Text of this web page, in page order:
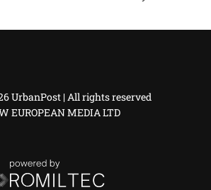
UrbanPost | All rights reserved
EUROPEAN MEDIA LTD